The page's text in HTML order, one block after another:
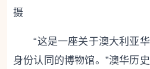
摄
“这是一座关于澳大利亚华
身份认同的博物馆。”澳华历